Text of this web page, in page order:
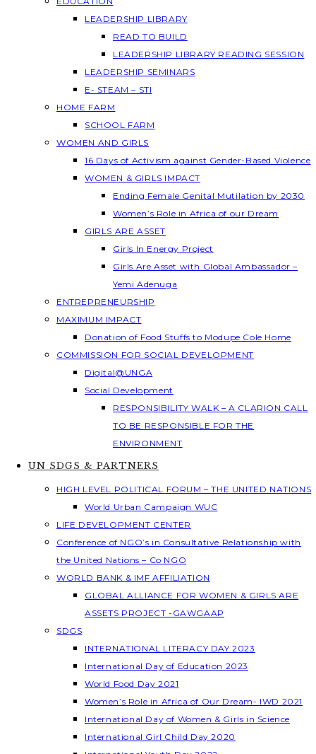
LEADERSHIP LIBRARY
READ TO BUILD
LEADERSHIP LIBRARY READING SESSION
LEADERSHIP SEMINARS
E- STEAM – STI
HOME FARM
SCHOOL FARM
WOMEN AND GIRLS
16 Days of Activism against Gender-Based Violence
WOMEN & GIRLS IMPACT
Ending Female Genital Mutilation by 2030
Women’s Role in Africa of our Dream
GIRLS ARE ASSET
Girls In Energy Project
Girls Are Asset with Global Ambassador –
Yemi Adenuga
ENTREPRENEURSHIP
MAXIMUM IMPACT
Donation of Food Stuffs to Modupe Cole Home
COMMISSION FOR SOCIAL DEVELOPMENT
Digital@UNGA
Social Development
RESPONSIBILITY WALK – A CLARION CALL
TO BE RESPONSIBLE FOR THE
ENVIRONMENT
UN SDGS & PARTNERS
HIGH LEVEL POLITICAL FORUM – THE UNITED NATIONS
World Urban Campaign WUC
LIFE DEVELOPMENT CENTER
Conference of NGO’s in Consultative Relationship with
the United Nations – Co NGO
WORLD BANK & IMF AFFILIATION
GLOBAL ALLIANCE FOR WOMEN & GIRLS ARE
ASSETS PROJECT -GAWGAAP
SDGS
INTERNATIONAL LITERACY DAY 2023
International Day of Education 2023
World Food Day 2021
Women’s Role in Africa of Our Dream- IWD 2021
International Day of Women & Girls in Science
International Girl Child Day 2020